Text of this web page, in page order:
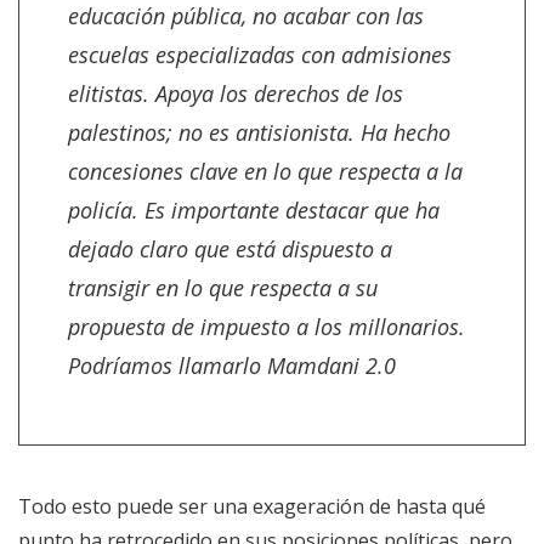
educación pública, no acabar con las
escuelas especializadas con admisiones
elitistas. Apoya los derechos de los
palestinos; no es antisionista. Ha hecho
concesiones clave en lo que respecta a la
policía. Es importante destacar que ha
dejado claro que está dispuesto a
transigir en lo que respecta a su
propuesta de impuesto a los millonarios.
Podríamos llamarlo Mamdani 2.0
Todo esto puede ser una exageración de hasta qué